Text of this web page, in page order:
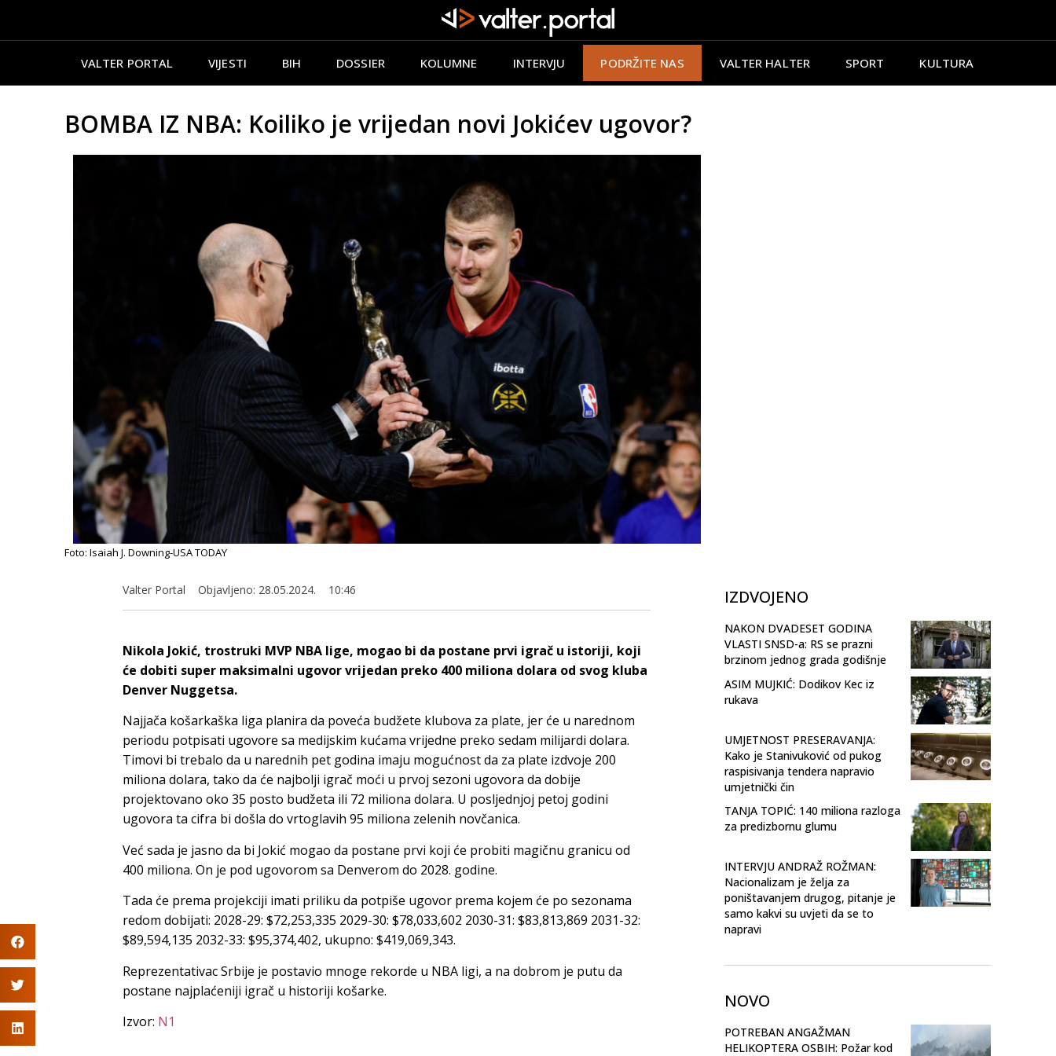
VALTER PORTAL VIJESTI BIH DOSSIER KOLUMNE INTERVJU PODRŽITE NAS VALTER HALTER SPORT KULTURA
BOMBA IZ NBA: Koiliko je vrijedan novi Jokićev ugovor?
Foto: Isaiah J. Downing-USA TODAY
Valter Portal Objavljeno: 28.05.2024. 10:46
Nikola Jokić, trostruki MVP NBA lige, mogao bi da postane prvi igrač u istoriji, koji
će dobiti super maksimalni ugovor vrijedan preko 400 miliona dolara od svog kluba
Denver Nuggetsa.
Najjača košarkaška liga planira da poveća budžete klubova za plate, jer će u narednom
periodu potpisati ugovore sa medijskim kućama vrijedne preko sedam milijardi dolara.
Timovi bi trebalo da u narednih pet godina imaju mogućnost da za plate izdvoje 200
miliona dolara, tako da će najbolji igrač moći u prvoj sezoni ugovora da dobije
projektovano oko 35 posto budžeta ili 72 miliona dolara. U posljednjoj petoj godini
ugovora ta cifra bi došla do vrtoglavih 95 miliona zelenih novčanica.
Već sada je jasno da bi Jokić mogao da postane prvi koji će probiti magičnu granicu od
400 miliona. On je pod ugovorom sa Denverom do 2028. godine.
Tada će prema projekciji imati priliku da potpiše ugovor prema kojem će po sezonama
redom dobijati: 2028-29: $72,253,335 2029-30: $78,033,602 2030-31: $83,813,869 2031-32:
$89,594,135 2032-33: $95,374,402, ukupno: $419,069,343.
Reprezentativac Srbije je postavio mnoge rekorde u NBA ligi, a na dobrom je putu da
postane najplaćeniji igrač u historiji košarke.
Izvor: N1
IZDVOJENO
NAKON DVADESET GODINA
VLASTI SNSD-a: RS se prazni
brzinom jednog grada godišnje
ASIM MUJKIĆ: Dodikov Kec iz
rukava
UMJETNOST PRESERAVANJA:
Kako je Stanivuković od pukog
raspisivanja tendera napravio
umjetnički čin
TANJA TOPIĆ: 140 miliona razloga
za predizbornu glumu
INTERVJU ANDRAŽ ROŽMAN:
Nacionalizam je želja za
poništavanjem drugog, pitanje je
samo kakvi su uvjeti da se to
napravi
NOVO
POTREBAN ANGAŽMAN
HELIKOPTERA OSBIH: Požar kod